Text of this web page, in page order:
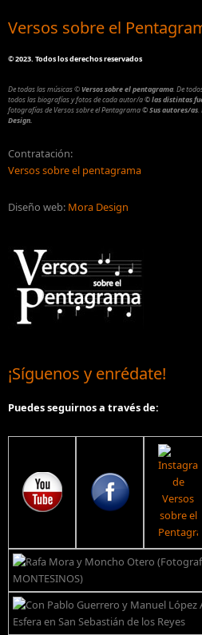
Versos sobre el
©2023. Todos los derechos reservados
De todas las músicas© Versos sobre el pentagrama. De
todos las biografías y fotos de cada autor/a© las distintas
fotografías de Versos sobre el Pentagrama© Sus autores/as.
Design.
Contratación:
Versos sobre el pentagrama
Diseño web: Mora Design
¡Síguenos y enrédate!
Puedes seguirnos a través de: